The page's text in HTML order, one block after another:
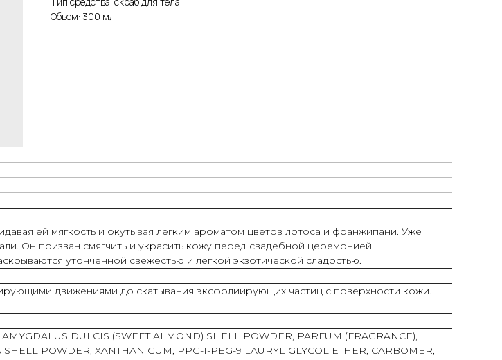
Объем: 300 мл
ей мягкость и окутывая легким ароматом цветов лотоса и франжипани. Уже
Он призван смягчить и украсить кожу перед свадебной церемонией.
утончённой свежестью и лёгкой экзотической сладостью.
движениями до скатывания эксфолиирующих частиц с поверхности кожи.
DULCIS (SWEET ALMOND) SHELL POWDER, PARFUM (FRAGRANCE),
POWDER, XANTHAN GUM, PPG-1-PEG-9 LAURYL GLYCOL ETHER, CARBOMER,